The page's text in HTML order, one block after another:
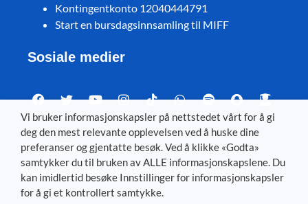
Kontingentkonto 12040444791
Start en bursdagsinnsamling til MIFF
Sosiale medier
Visit MIFF in other languages
Svenska– Dansk–Deutsch–Íslenska–English
Vi bruker informasjonskapsler på nettstedet vårt for å gi
deg den mest relevante opplevelsen ved å huske dine
preferanser og gjentatte besøk. Ved å klikke «Godta»
samtykker du til bruken av ALLE informasjonskapslene. Du
kan imidlertid besøke Innstillinger for informasjonskapsler
for å gi et kontrollert samtykke.